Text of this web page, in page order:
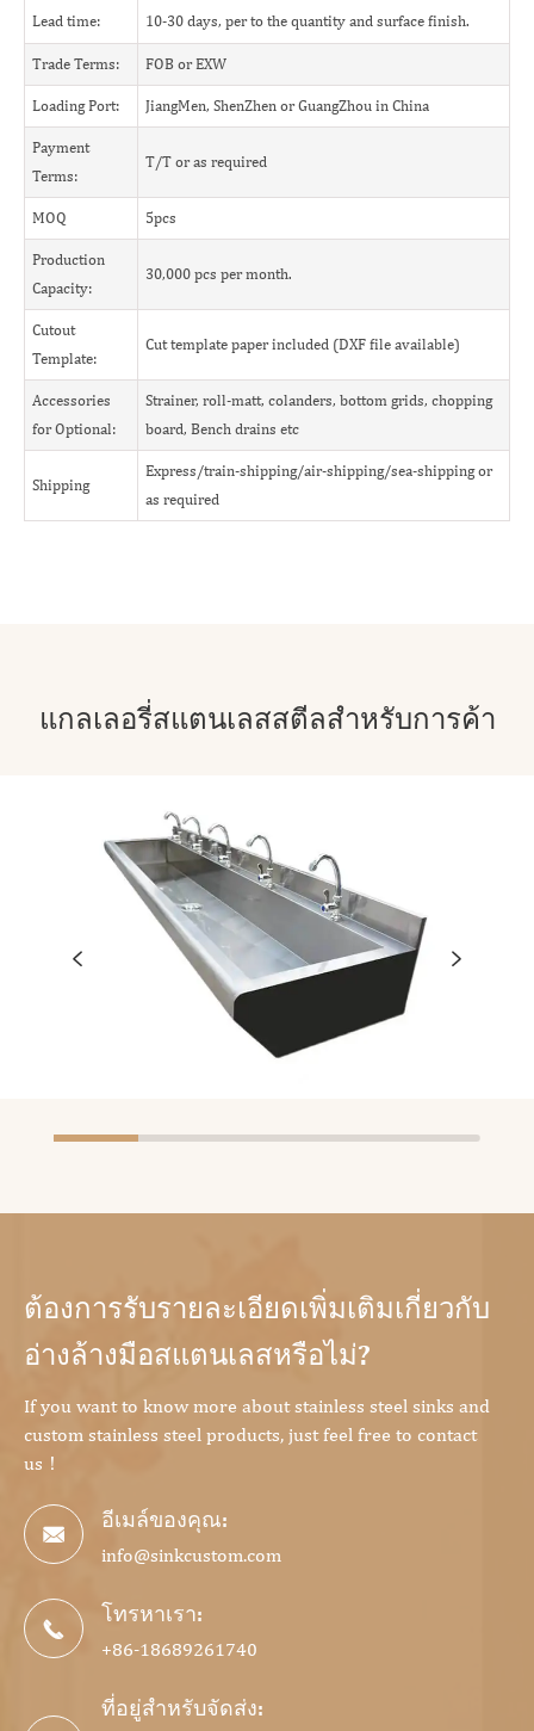
Lead time: 10-30 days, per to the quantity and surface finish.
Trade Terms: FOB or EXW
Loading Port: JiangMen, ShenZhen or GuangZhou in China
Payment
Terms:
T/T or as required
MOQ 5pcs
Production
Capacity:
30,000 pcs per month.
Cutout
Template:
Cut template paper included (DXF file available)
Accessories
for Optional:
Strainer, roll-matt, colanders, bottom grids, chopping
board, Bench drains etc
Shipping
Express/train-shipping/air-shipping/sea-shipping or
as required
แกลเลอรี่สแตนเลสสตีลสำหรับการค้า
 
ต้องการรับรายละเอียดเพิ่มเติมเกี่ยวกับ
อ่างล้างมือสแตนเลสหรือไม่?
If you want to know more about stainless steel sinks and
custom stainless steel products, just feel free to contact
us！

อีเมล์ของคุณ:
info@sinkcustom.com

โทรหาเรา:
+86-18689261740
ที่อยู่สำหรับจัดส่ง: